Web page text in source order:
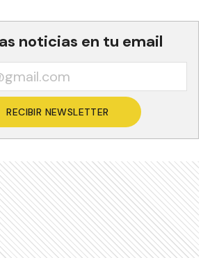
noticias en tu email
RECIBIR NEWSLETTER